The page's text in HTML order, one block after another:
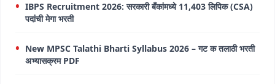
IBPS Recruitment 2026: सरकारी बँकांमध्ये 11,403 लिपिक (CSA)
पदांची मेगा भरती
New MPSC Talathi Bharti Syllabus 2026 – गट क तलाठी भरती
अभ्यासक्रम PDF